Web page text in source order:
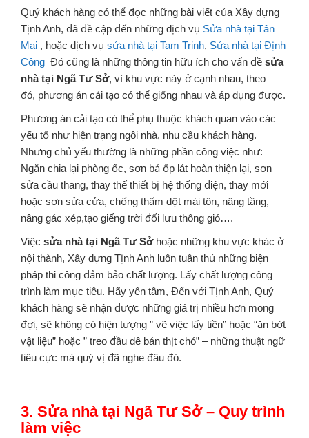
Quý khách hàng có thể đọc những bài viết của Xây dựng
Tịnh Anh, đã đề cập đến những dịch vụ Sửa nhà tại Tân
Mai , hoặc dịch vụ sửa nhà tại Tam Trinh, Sửa nhà tại Định
Công Đó cũng là những thông tin hữu ích cho vấn đề sửa
nhà tại Ngã Tư Sở, vì khu vực này ở cạnh nhau, theo
đó, phương án cải tạo có thể giống nhau và áp dụng được.
Phương án cải tạo có thể phụ thuộc khách quan vào các
yếu tố như hiện trạng ngôi nhà, nhu cầu khách hàng.
Nhưng chủ yếu thường là những phần công việc như:
Ngăn chia lại phòng ốc, sơn bả ốp lát hoàn thiện lại, sơn
sửa cầu thang, thay thế thiết bị hệ thống điện, thay mới
hoặc sơn sửa cửa, chống thấm dột mái tôn, nâng tầng,
nâng gác xép,tạo giếng trời đối lưu thông gió….
Việc sửa nhà tại Ngã Tư Sởhoặc những khu vực khác ở
nội thành, Xây dựng Tịnh Anh luôn tuân thủ những biện
pháp thi công đảm bảo chất lượng. Lấy chất lượng công
trình làm mục tiêu. Hãy yên tâm, Đến với Tịnh Anh, Quý
khách hàng sẽ nhận được những giá trị nhiều hơn mong
đợi, sẽ không có hiện tượng ” vẽ việc lấy tiền” hoặc “ăn bớt
vật liệu” hoặc ” treo đầu dê bán thịt chó” – những thuật ngữ
tiêu cực mà quý vị đã nghe đâu đó.
3. Sửa nhà tại Ngã Tư Sở – Quy trình
làm việc